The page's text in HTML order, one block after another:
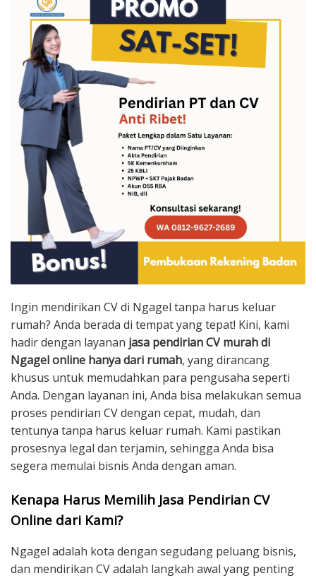
Ingin mendirikan CV di Ngagel tanpa harus keluar
rumah? Anda berada di tempat yang tepat! Kini, kami
hadir dengan layanan jasa pendirian CV murah di
Ngagel online hanya dari rumah, yang dirancang
khusus untuk memudahkan para pengusaha seperti
Anda. Dengan layanan ini, Anda bisa melakukan semua
proses pendirian CV dengan cepat, mudah, dan
tentunya tanpa harus keluar rumah. Kami pastikan
prosesnya legal dan terjamin, sehingga Anda bisa
segera memulai bisnis Anda dengan aman.
Kenapa Harus Memilih Jasa Pendirian CV
Online dari Kami?
Ngagel adalah kota dengan segudang peluang bisnis,
dan mendirikan CV adalah langkah awal yang penting